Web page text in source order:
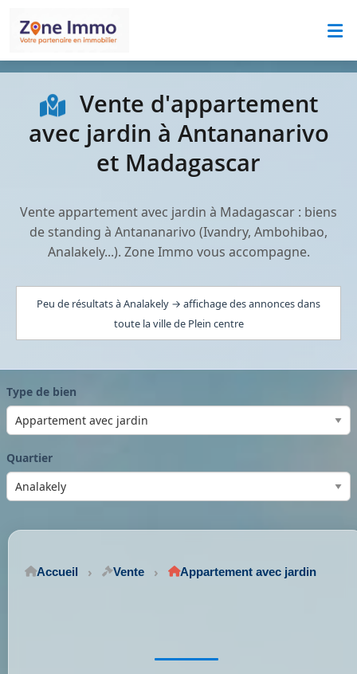
Vente d'appartement
avec jardin à Antananarivo
et Madagascar
Vente appartement avec jardin à Madagascar : biens
de standing à Antananarivo (Ivandry, Ambohibao,
Analakely...). Zone Immo vous accompagne.
Peu de résultats à Analakely → affichage des annonces dans
toute la ville de Plein centre
Type de bien
Quartier
Accueil Vente Appartement avec jardin